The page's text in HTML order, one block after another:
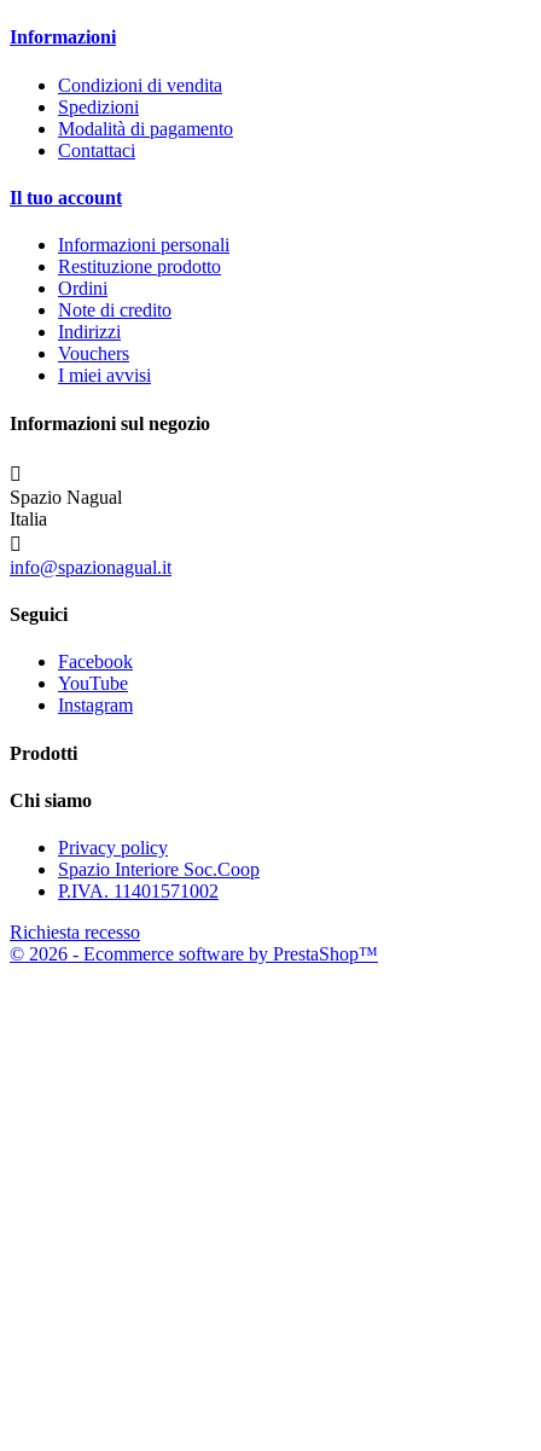
Informazioni
Condizioni di vendita
Spedizioni
Modalità di pagamento
Contattaci
Il tuo account
Informazioni personali
Restituzione prodotto
Ordini
Note di credito
Indirizzi
Vouchers
I miei avvisi
Informazioni sul negozio

Spazio Nagual
Italia

info@spazionagual.it
Seguici
Facebook
YouTube
Instagram
Prodotti
Chi siamo
Privacy policy
Spazio Interiore Soc.Coop
P.IVA. 11401571002
Richiesta recesso
© 2026 - Ecommerce software by PrestaShop™